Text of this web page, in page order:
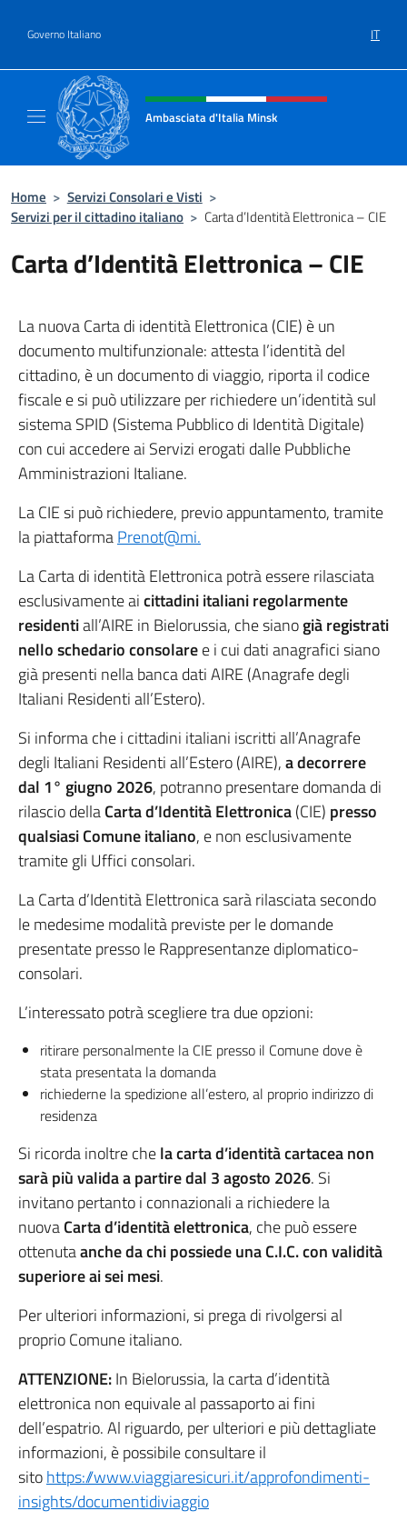
Governo Italiano IT
Intestazione sito, social e menù
Ambasciata d'Italia Minsk
Home > Servizi Consolari e Visti >
Servizi per il cittadino italiano > Carta d’Identità Elettronica – CIE
Carta d’Identità Elettronica – CIE
La nuova Carta di identità Elettronica (CIE) è un
documento multifunzionale: attesta l’identità del
cittadino, è un documento di viaggio, riporta il codice
fiscale e si può utilizzare per richiedere un’identità sul
sistema SPID (Sistema Pubblico di Identità Digitale)
con cui accedere ai Servizi erogati dalle Pubbliche
Amministrazioni Italiane.
La CIE si può richiedere, previo appuntamento, tramite
la piattaformaPrenot@mi.
La Carta di identità Elettronica potrà essere rilasciata
esclusivamente aicittadini italiani regolarmente
residentiall’AIRE in Bielorussia, che sianogià registrati
nello schedario consolaree i cui dati anagrafici siano
già presenti nella banca dati AIRE (Anagrafe degli
Italiani Residenti all’Estero).
Si informa che i cittadini italiani iscritti all’Anagrafe
degli Italiani Residenti all’Estero (AIRE),a decorrere
dal 1° giugno 2026, potranno presentare domanda di
rilascio dellaCarta d’Identità Elettronica(CIE) presso
qualsiasi Comuneitaliano, e non esclusivamente
tramite gli Uffici consolari.
La Carta d’Identità Elettronica sarà rilasciata secondo
le medesime modalità previste per le domande
presentate presso le Rappresentanze diplomatico-
consolari.
L’interessato potrà scegliere tra due opzioni:
ritirare personalmente la CIE presso il Comune dove è
stata presentata la domanda
richiederne la spedizione all’estero, al proprio indirizzo di
residenza
Si ricorda inoltre chela carta d’identità cartacea non
sarà più valida a partire dal 3 agosto 2026. Si
invitano pertanto i connazionali a richiedere la
nuovaCarta d’identità elettronica, che può essere
ottenutaanche da chi possiede una C.I.C. con validità
superiore ai sei mesi.
Per ulteriori informazioni, si prega di rivolgersi al
proprio Comune italiano.
ATTENZIONE:In Bielorussia, la carta d’identità
elettronica non equivale al passaporto ai fini
dell’espatrio. Al riguardo, per ulteriori e più dettagliate
informazioni, è possibile consultare il
sitohttps://www.viaggiaresicuri.it/approfondimenti-
insights/documentidiviaggio